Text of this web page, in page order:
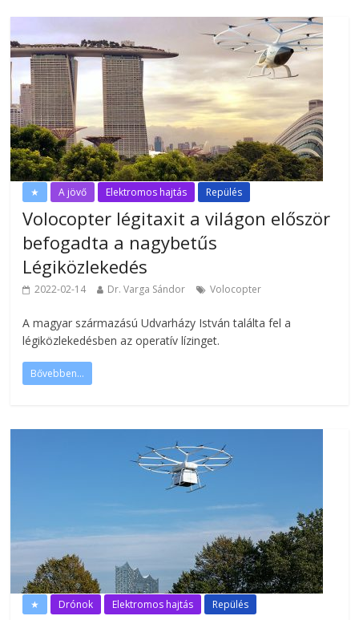
★ A jövő Elektromos hajtás Repülés
Volocopter légitaxit a világon először
befogadta a nagybetűs
Légiközlekedés
2022-02-14 Dr. Varga Sándor Volocopter
A magyar származású Udvarházy István találta fel a
légiközlekedésben az operatív lízinget.
Bővebben...
★ Drónok Elektromos hajtás Repülés